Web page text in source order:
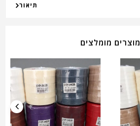
תיאור
מוצרים מומלצים